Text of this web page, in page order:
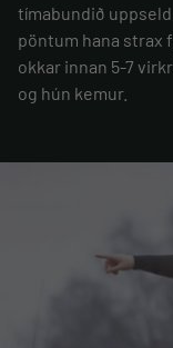
tímabundið
pöntum hana strax
okkar innan 5-7
og hún kemur.